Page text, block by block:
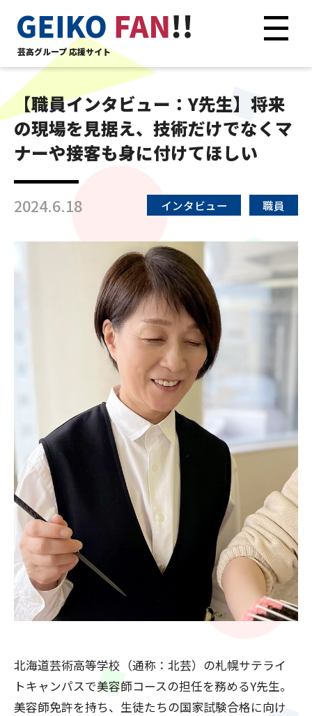
芸高グループ 応援サイト
【職員インタビュー：Y先生】将来
の現場を見据え、技術だけでなくマ
ナーや接客も身に付けてほしい
2024.6.18 インタビュー 職員
北海道芸術高等学校（通称：北芸）の札幌サテライ
トキャンパスで美容師コースの担任を務めるY先生。
美容師免許を持ち、生徒たちの国家試験合格に向け